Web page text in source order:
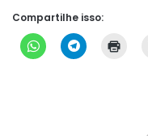
Compartilhe isso: